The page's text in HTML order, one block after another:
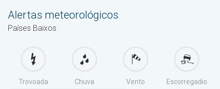
Alertas meteorológicos
Países Baixos
Trovoada Chuva Vento Escorregadio